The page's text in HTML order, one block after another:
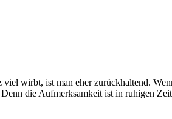
wirbt, ist man eher zurückhaltend.
die Aufmerksamkeit ist in ruhigen